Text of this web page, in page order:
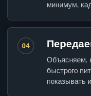
минимум,
04
Объясняем,
быстрого
показывать